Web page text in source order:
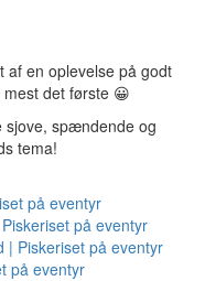
en oplevelse på godt
det første 😀
sjove, spændende og
tema!
på eventyr
på eventyr
| Piskeriset på eventyr
på eventyr